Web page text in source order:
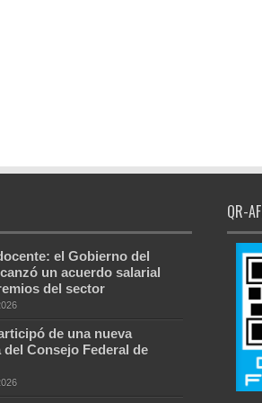
el Gobierno del
un acuerdo salarial
del sector
de una nueva
del Consejo Federal de
QR-